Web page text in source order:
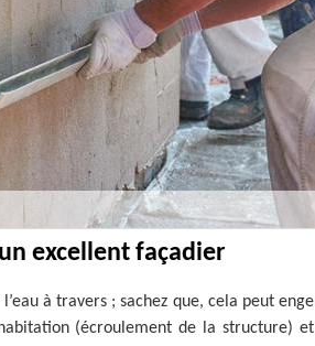
excellent façadier
à travers ; sachez que, cela peut
(écroulement de la structure)